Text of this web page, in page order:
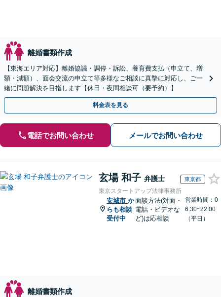
離婚書類作成
【東海エリア対応】離婚協議・調停・訴訟、養育費支払（申立て、増
額・減額）、面会交流の申立て等多様なご相談に真摯に対応し、ご一
緒に問題解決を目指します【休日・夜間相談可（要予約）】
料金表を見る
電話でお問い合わせ メールでお問い合わせ
玄場 和子 弁護士 東京都
東京スタートアップ法律事務所
安城市 か
らも相談
受付中
面談方法(対面・
電話・ビデオな
ど)は応相談
営業時間：0
6:30~22:00
（平日）
離婚書類作成